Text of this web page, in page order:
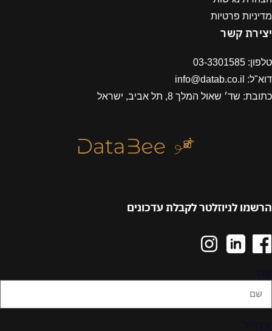
מדיניות פרטיות
יצירת קשר
טלפון: 03-3301585
דוא"ל: info@datab.co.il
כתובת: שד׳ שאול המלך 8, תל אביב, ישראל
הרשמו לניוזלטר לקבלת עדכונים
שם
אימייל